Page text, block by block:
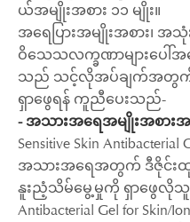
ယ်အမျိုးအစား ၁၁ မျိုး။
အရေပြားအမျိုးအစား၊
ဝိသေသလက္ခဏာများပေါ်
သည် သင့်လိုအပ်ချက်အတွက်
ရှာဖွေရန် ကူညီပေးသည်-
- အသားအရေအမျိုးအစာ
Sensitive Skin
အသားအရေအတွက် ဒီဇိုင်းထု
နူးညံ့သိမ်မွေ့မှုကို ရှာဖွေလိုသူ
Antibacterial Gel for Skin/